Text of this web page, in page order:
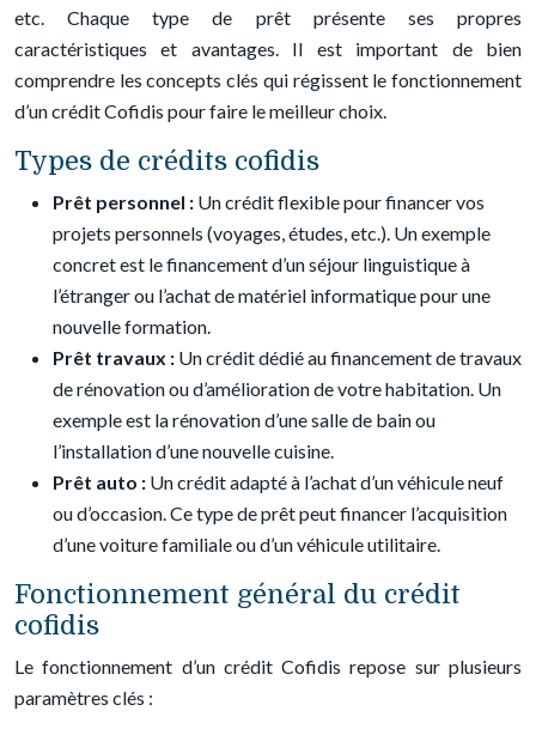
etc. Chaque type de prêt présente ses propres
caractéristiques et avantages. Il est important de bien
comprendre les concepts clés qui régissent le fonctionnement
d’un crédit Cofidis pour faire le meilleur choix.
Types de crédits cofidis
Prêt personnel : Un crédit flexible pour financer vos
projets personnels (voyages, études, etc.). Un exemple
concret est le financement d’un séjour linguistique à
l’étranger ou l’achat de matériel informatique pour une
nouvelle formation.
Prêt travaux : Un crédit dédié au financement de travaux
de rénovation ou d’amélioration de votre habitation. Un
exemple est la rénovation d’une salle de bain ou
l’installation d’une nouvelle cuisine.
Prêt auto : Un crédit adapté à l’achat d’un véhicule neuf
ou d’occasion. Ce type de prêt peut financer l’acquisition
d’une voiture familiale ou d’un véhicule utilitaire.
Fonctionnement général du crédit
cofidis
Le fonctionnement d’un crédit Cofidis repose sur plusieurs
paramètres clés :